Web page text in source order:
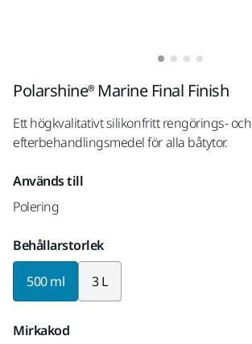
Polarshine® Marine Final Finish
Ett högkvalitativt silikonfritt rengörings- och
efterbehandlingsmedel för alla båtytor.
Används till
Polering
Behållarstorlek
500 ml 3 L
Mirkakod